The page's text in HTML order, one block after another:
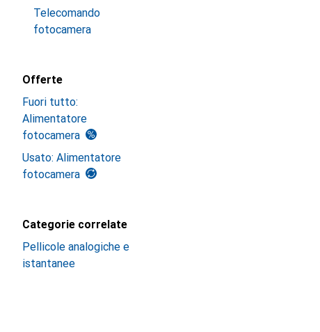
Telecomando
fotocamera
Offerte
Fuori tutto:
Alimentatore
fotocamera
Usato: Alimentatore
fotocamera
Categorie correlate
Pellicole analogiche e
istantanee